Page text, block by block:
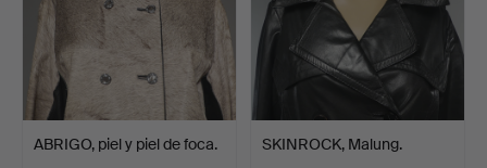
ABRIGO, piel y piel de foca. SKINROCK, Malung.